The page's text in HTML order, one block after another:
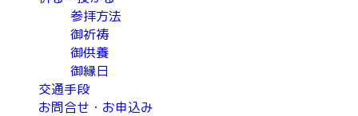
参拝方法
御祈祷
御供養
御縁日
交通手段
お問合せ・お申込み